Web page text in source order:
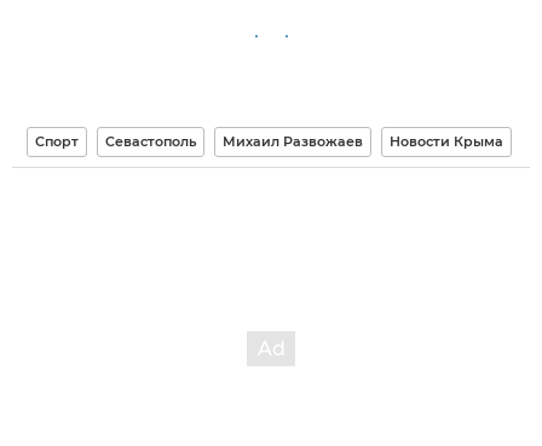
Спорт Севастополь Михаил Развожаев Новости Крыма